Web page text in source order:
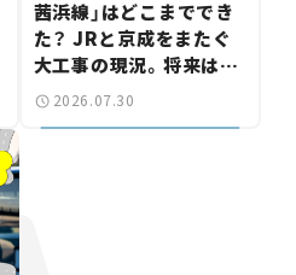
茜浜線」はどこまででき
た？ JRと京成をまたぐ
大工事の現況。将来は
「習志野～鎌ケ谷」を最短
2026.07.30